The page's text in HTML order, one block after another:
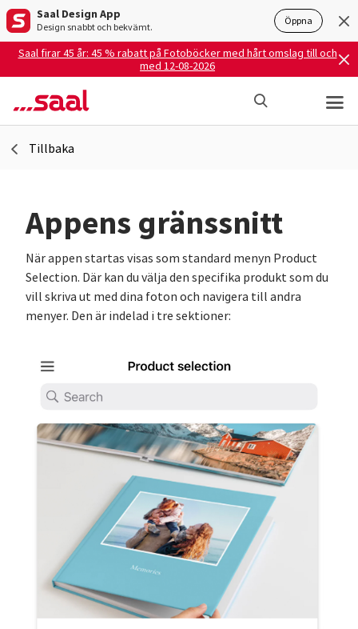
Saal Design App
Design snabbt och bekvämt. Öppna
Saal firar 45 år: 45 % rabatt på Fotoböcker med hårt omslag till och
med 12-08-2026
Tillbaka
Appens gränssnitt
När appen startas visas som standard menyn Product
Selection. Där kan du välja den specifika produkt som du
vill skriva ut med dina foton och navigera till andra
menyer. Den är indelad i tre sektioner: